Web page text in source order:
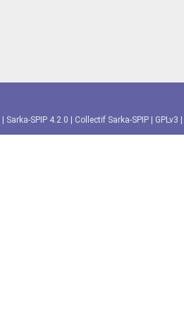
Sarka-SPIP 4.2.0 Collectif Sarka-SPIP GPLv3